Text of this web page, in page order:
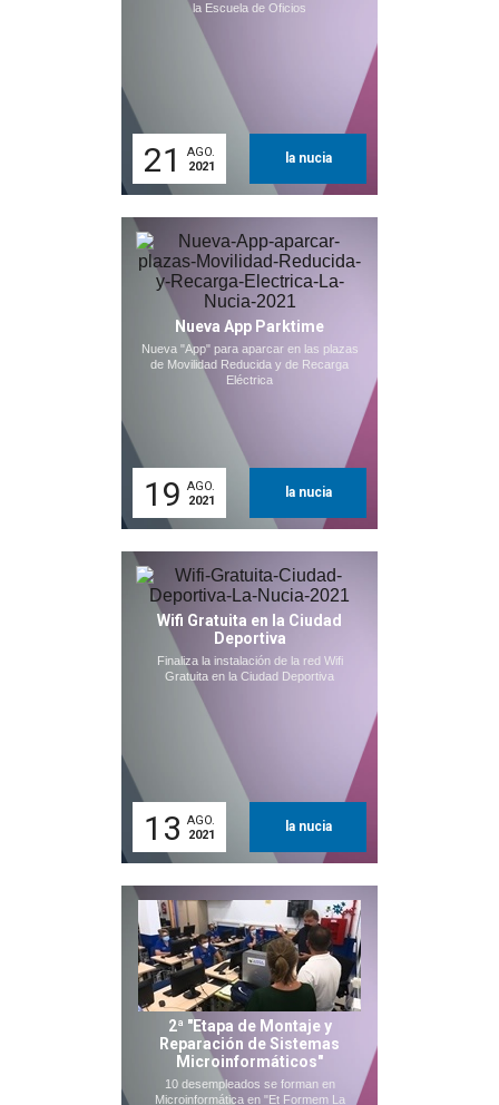
la Escuela de Oficios
21
AGO.
2021
la nucia
Nueva App Parktime
Nueva "App" para aparcar en las plazas
de Movilidad Reducida y de Recarga
Eléctrica
19 AGO.
2021
la nucia
Wifi Gratuita en la Ciudad
Deportiva
Finaliza la instalación de la red Wifi
Gratuita en la Ciudad Deportiva
13 AGO.
2021
la nucia
2ª "Etapa de Montaje y
Reparación de Sistemas
Microinformáticos"
10 desempleados se forman en
Microinformática en "Et Formem La